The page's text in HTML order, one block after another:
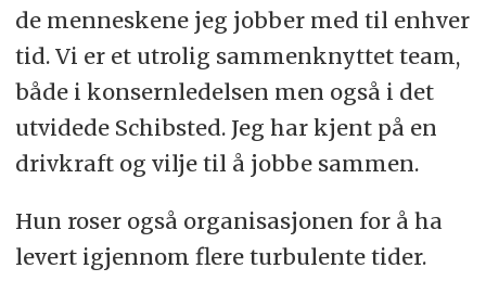
de menneskene jeg jobber med til enhver
tid. Vi er et utrolig sammenknyttet team,
både i konsernledelsen men også i det
utvidede Schibsted. Jeg har kjent på en
drivkraft og vilje til å jobbe sammen.
Hun roser også organisasjonen for å ha
levert igjennom flere turbulente tider.